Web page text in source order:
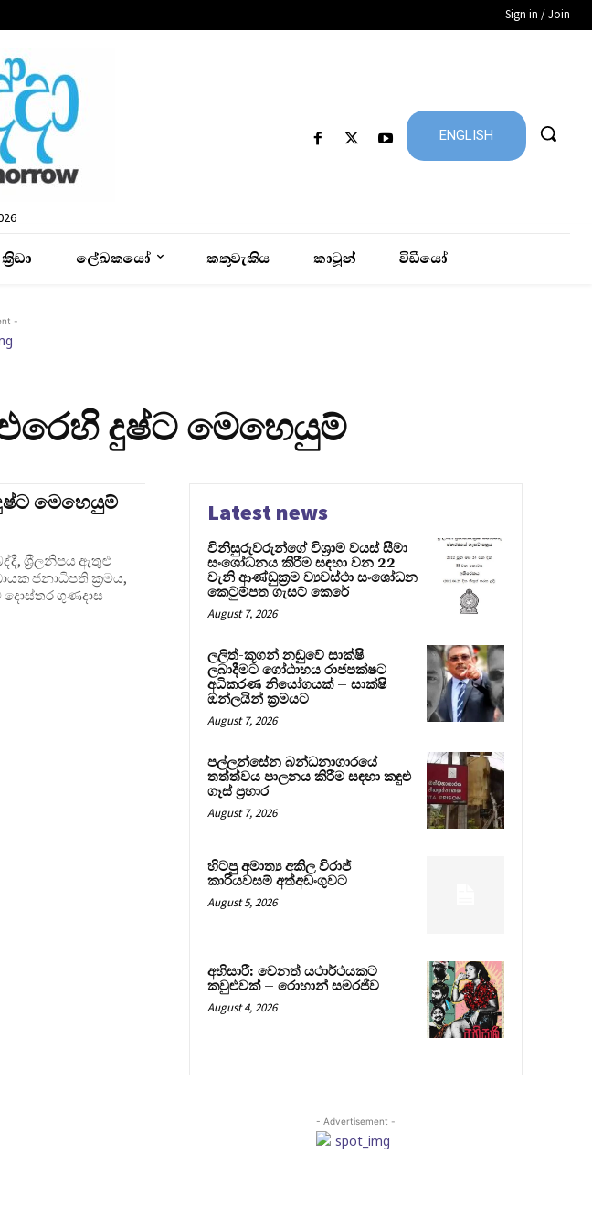
Sign in / Join
ENGLISH
ක්‍රිඩා ලේඛකයෝ කතුවැකිය කාටූන් විඩීයෝ
-
දුෂ්ට මෙහෙයුම්
මෙහෙයුම්
ශ‍්‍රීලනිපය ඇතුළු
ජනාධිපති ක‍්‍රමය,
දොස්තර ගුණදාස
Latest news
විනිසුරුවරුන්ගේ විශ්‍රාම වයස් සීමා
සංශෝධනය කිරීම සඳහා වන 22
වැනි ආණ්ඩුක්‍රම ව්‍යවස්ථා සංශෝධන
කෙටුම්පත ගැසට් කෙරේ
August 7, 2026
ලලිත්-කූගන් නඩුවේ සාක්ෂි
ලබාදීමට ගෝඨාභය රාජපක්ෂට
අධිකරණ නියෝගයක් – සාක්ෂි
ඔන්ලයින් ක්‍රමයට
August 7, 2026
පල්ලන්සේන බන්ධනාගාරයේ
තත්ත්වය පාලනය කිරීම සඳහා කඳුළු
ගෑස් ප්‍රහාර
August 7, 2026
හිටපු අමාත්‍ය අකිල විරාජ්
කාරියවසම් අත්අඩංගුවට
August 5, 2026
අභිසාරී: වෙනත් යථාර්ථයකට
කවුළුවක් – රොහාන් සමරජීව
August 4, 2026
- Advertisement -